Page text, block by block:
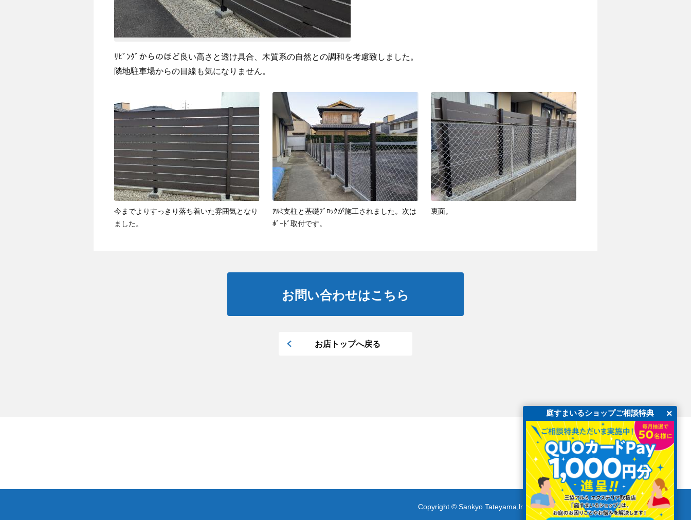
ﾘﾋﾞﾝｸﾞからのほど良い高さと透け具合、木質系の自然との調和を考慮致しました。
隣地駐車場からの目線も気になりません。
今までよりすっきり落ち着いた雰囲気となり
ました。
ｱﾙﾐ支柱と基礎ﾌﾞﾛｯｸが施工されました。次は
ﾎﾞｰﾄﾞ取付です。
裏面。
お問い合わせはこちら
お店トップへ戻る
Copyright © Sankyo Tateyama,lnc. All Rights Reserved.
×
庭すまいるショップご相談特典